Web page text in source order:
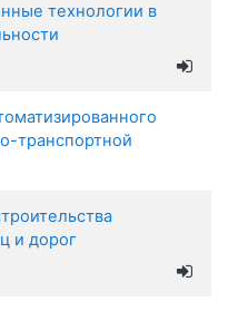
технологии в
транспортной
и дорог